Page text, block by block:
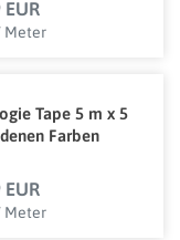
Meter
Tape 5 m x 5
Farben
Meter